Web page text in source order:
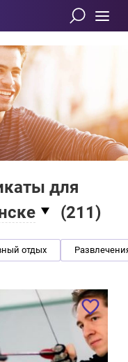
для
(211)
отдых